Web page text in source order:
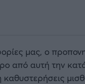
μας, ο
από αυτή την
καθυστερήσεις